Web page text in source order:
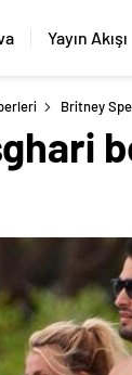
Yayın Akışı
Britney